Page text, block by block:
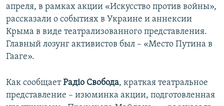
апреля, в рамках акции «Искусство против войны»,
рассказали о событиях в Украине и аннексии
Крыма в виде театрализованного представления.
Главный лозунг активистов был – «Место Путина в
Гааге».
Как сообщаетРадіо Свобода, краткая театральное
представление – изюминка акции, подготовленная